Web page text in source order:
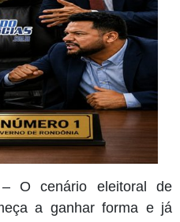
– O cenário eleitoral de
a ganhar forma e já